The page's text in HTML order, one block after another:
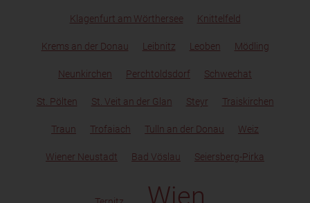
Klagenfurt am Wörthersee Knittelfeld
Krems an der Donau Leibnitz Leoben Mödling
Neunkirchen Perchtoldsdorf Schwechat
St. Pölten St. Veit an der Glan Steyr Traiskirchen
Traun Trofaiach Tulln an der Donau Weiz
Wiener Neustadt Bad Vöslau Seiersberg-Pirka
Wien